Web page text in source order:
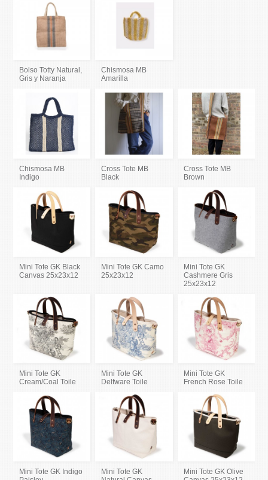
Bolso Totty Natural,
Gris y Naranja
Chismosa MB
Amarilla
Chismosa MB
Indigo
Cross Tote MB
Black
Cross Tote MB
Brown
Mini Tote GK Black
Canvas 25x23x12
Mini Tote GK Camo
25x23x12
Mini Tote GK
Cashmere Gris
25x23x12
Mini Tote GK
Cream/Coal Toile
Mini Tote GK
Delfware Toile
Mini Tote GK
French Rose Toile
Mini Tote GK Indigo
Mini Tote GK
Mini Tote GK Olive